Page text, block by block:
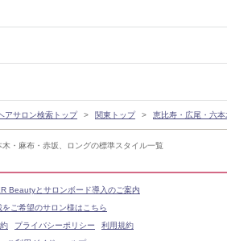
・麻布・赤坂、ロングの標準スタイル一覧
アサロン検索トップ 関東トップ 恵比寿・広尾・六
Beautyとサロンボード導入のご案内
をご希望のサロン様はこちら
プライバシーポリシー
利用規約